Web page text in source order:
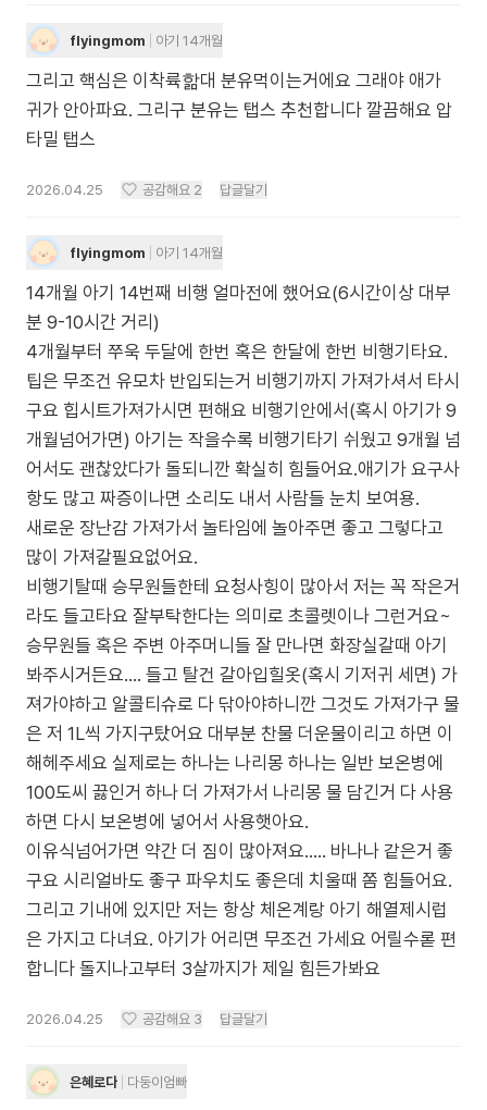
flyingmom 아기 14개월
그리고 핵심은 이착륙핢대 분유먹이는거에요 그래야 애가
귀가 안아파요. 그리구 분유는 탭스 추천합니다 깔끔해요 압
타밀 탭스
2026.04.25 공감해요 2 답글달기
flyingmom 아기 14개월
14개월 아기 14번째 비행 얼마전에 했어요(6시간이상 대부
분 9-10시간 거리)
4개월부터 쭈욱 두달에 한번 혹은 한달에 한번 비행기타요.
팁은 무조건 유모차 반입되는거 비행기까지 가져가셔서 타시
구요 힙시트가져가시면 편해요 비행기안에서(혹시 아기가 9
개월넘어가면) 아기는 작을수록 비행기타기 쉬웠고 9개월 넘
어서도 괜찮았다가 돌되니깐 확실히 힘들어요.애기가 요구사
항도 많고 짜증이나면 소리도 내서 사람들 눈치 보여용.
새로운 장난감 가져가서 놀타임에 놀아주면 좋고 그렇다고
많이 가져갈필요없어요.
비행기탈때 승무원들한테 요청사힝이 많아서 저는 꼭 작은거
라도 들고타요 잘부탁한다는 의미로 초콜렛이나 그런거요~
승무원들 혹은 주변 아주머니들 잘 만나면 화장실갈때 아기
봐주시거든요…. 들고 탈건 갈아입힐옷(혹시 기저귀 세면) 가
져가야하고 알콜티슈로 다 닦아야하니깐 그것도 가져가구 물
은 저 1L씩 가지구탔어요 대부분 찬물 더운물이리고 하면 이
해헤주세요 실제로는 하나는 나리몽 하나는 일반 보온병에
100도씨 끓인거 하나 더 가져가서 나리몽 물 담긴거 다 사용
하면 다시 보온병에 넣어서 사용햇아요.
이유식넘어가면 약간 더 짐이 많아져요….. 바나나 같은거 좋
구요 시리얼바도 좋구 파우치도 좋은데 치울때 쫌 힘들어요.
그리고 기내에 있지만 저는 항상 체온계랑 아기 해열제시럽
은 가지고 다녀요. 아기가 어리면 무조건 가세요 어릴수롣 편
합니다 돌지나고부터 3살까지가 제일 힘든가봐요
2026.04.25 공감해요 3 답글달기
은혜로다 다둥이엄빠